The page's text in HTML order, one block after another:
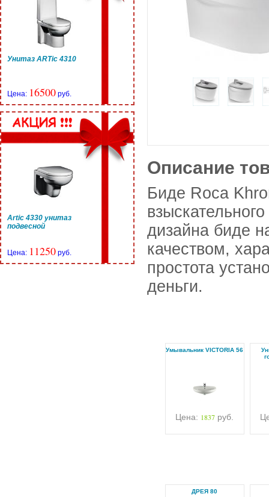
Унитаз ARTic 4310
Цена: 16500 руб.
Artic 4330 унитаз
подвесной
Цена: 11250 руб.
Описание
Биде Roca
дизайна биде
качеством,
простота
деньги.
Умывальник VICTORIA 56
Цена: 1837 руб.
ДРЕЯ 80